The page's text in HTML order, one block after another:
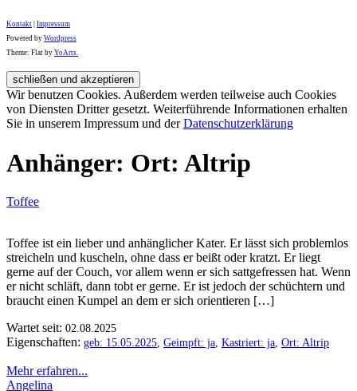
Kontakt Impressum
Powered by Wordpress
Theme: Flat by YoArts.
Wir benutzen Cookies. Außerdem werden teilweise auch Cookies
von Diensten Dritter gesetzt. Weiterführende Informationen erhalten
Sie in unserem Impressum und derDatenschutzerklärung
Anhänger: Ort: Altrip
Toffee
Toffee ist ein lieber und anhänglicher Kater. Er lässt sich problemlos
streicheln und kuscheln, ohne dass er beißt oder kratzt. Er liegt
gerne auf der Couch, vor allem wenn er sich sattgefressen hat. Wenn
er nicht schläft, dann tobt er gerne. Er ist jedoch der schüchtern und
braucht einen Kumpel an dem er sich orientieren […]
Wartet seit: 02.08.2025
Eigenschaften: geb: 15.05.2025 Geimpft: ja Kastriert: ja Ort: Altrip
Mehr erfahren...
Angelina